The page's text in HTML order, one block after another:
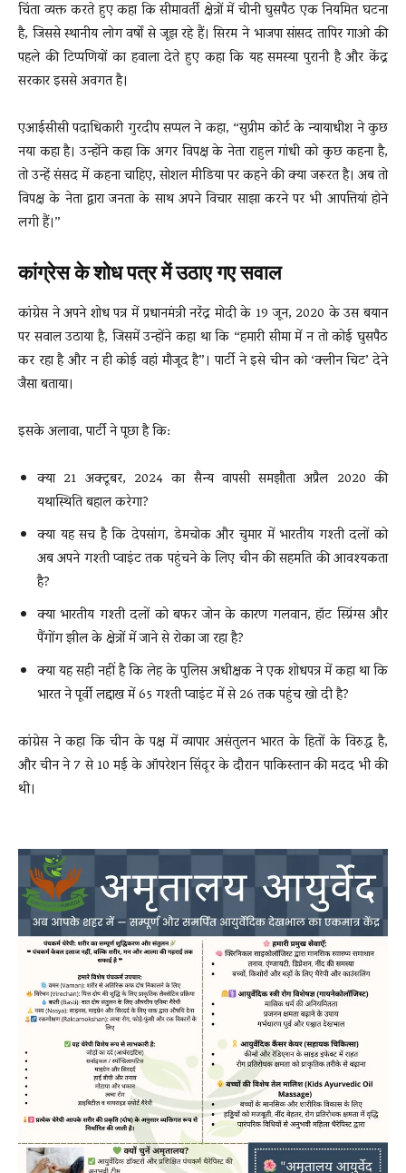
चिंता व्यक्त करते हुए कहा कि सीमावर्ती क्षेत्रों में चीनी घुसपैठ एक नियमित घटना
है, जिससे स्थानीय लोग वर्षों से जूझ रहे हैं। सिरम ने भाजपा सांसद तापिर गाओ की
पहले की टिप्पणियों का हवाला देते हुए कहा कि यह समस्या पुरानी है और केंद्र
सरकार इससे अवगत है।
एआईसीसी पदाधिकारी गुरदीप सप्पल ने कहा, “सुप्रीम कोर्ट के न्यायाधीश ने कुछ
नया कहा है। उन्होंने कहा कि अगर विपक्ष के नेता राहुल गांधी को कुछ कहना है,
तो उन्हें संसद में कहना चाहिए, सोशल मीडिया पर कहने की क्या जरूरत है। अब तो
विपक्ष के नेता द्वारा जनता के साथ अपने विचार साझा करने पर भी आपत्तियां होने
लगी हैं।”
कांग्रेस के शोध पत्र में उठाए गए सवाल
कांग्रेस ने अपने शोध पत्र में प्रधानमंत्री नरेंद्र मोदी के 19 जून, 2020 के उस बयान
पर सवाल उठाया है, जिसमें उन्होंने कहा था कि “हमारी सीमा में न तो कोई घुसपैठ
कर रहा है और न ही कोई वहां मौजूद है”। पार्टी ने इसे चीन को ‘क्लीन चिट’ देने
जैसा बताया।
इसके अलावा, पार्टी ने पूछा है कि:
क्या 21 अक्टूबर, 2024 का सैन्य वापसी समझौता अप्रैल 2020 की
यथास्थिति बहाल करेगा?
क्या यह सच है कि देपसांग, डेमचोक और चुमार में भारतीय गश्ती दलों को
अब अपने गश्ती प्वाइंट तक पहुंचने के लिए चीन की सहमति की आवश्यकता
है?
क्या भारतीय गश्ती दलों को बफर जोन के कारण गलवान, हॉट स्प्रिंग्स और
पैंगोंग झील के क्षेत्रों में जाने से रोका जा रहा है?
क्या यह सही नहीं है कि लेह के पुलिस अधीक्षक ने एक शोधपत्र में कहा था कि
भारत ने पूर्वी लद्दाख में 65 गश्ती प्वाइंट में से 26 तक पहुंच खो दी है?
कांग्रेस ने कहा कि चीन के पक्ष में व्यापार असंतुलन भारत के हितों के विरुद्ध है,
और चीन ने 7 से 10 मई के ऑपरेशन सिंदूर के दौरान पाकिस्तान की मदद भी की
थी।